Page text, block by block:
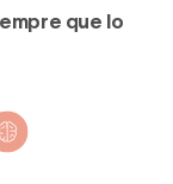
que lo